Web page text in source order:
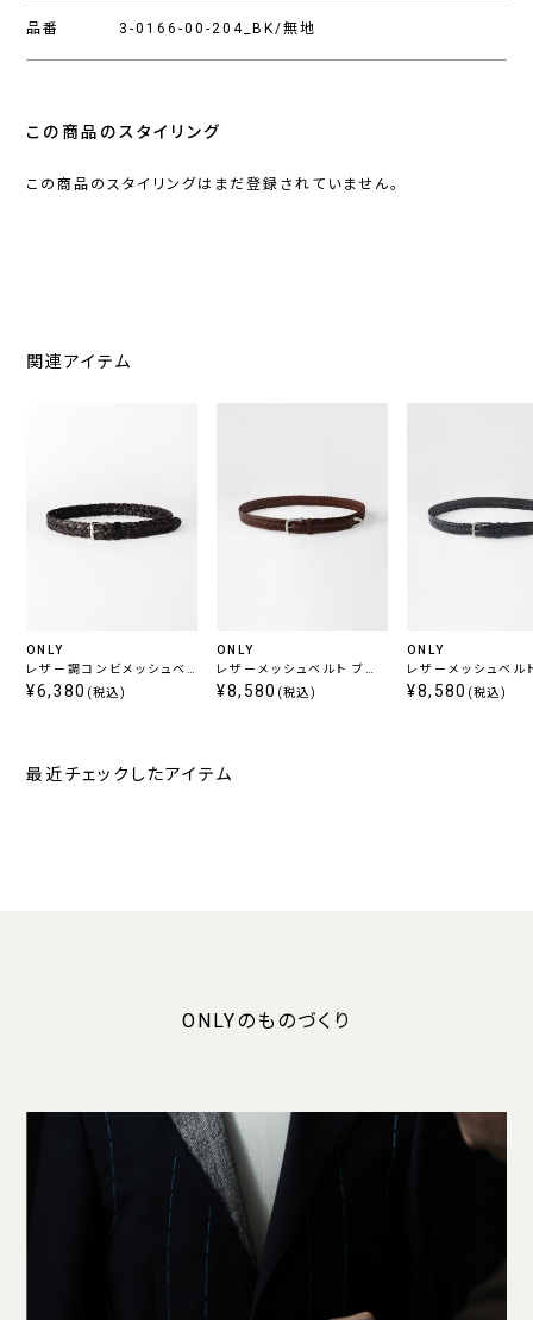
品番 3-0166-00-204_BK/無地
この商品のスタイリング
この商品のスタイリングはまだ登録されていません。
関連アイテム
ONLY
レザー調コンビメッシュベ
ルト ブラウン
¥6,380 (税込)
ONLY
レザーメッシュベルト ブラ
ウン 定番
¥8,580 (税込)
ONLY
レザーメッシュベル
ック 定番
¥8,580 (税込)
最近チェックしたアイテム
ONLYのものづくり